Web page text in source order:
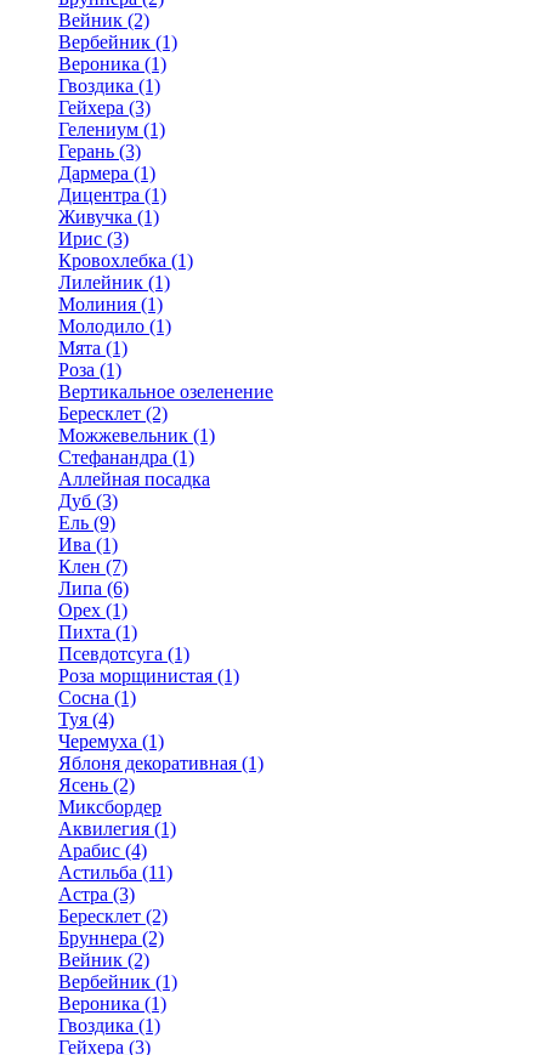
Вейник (2)
Вербейник (1)
Вероника (1)
Гвоздика (1)
Гейхера (3)
Гелениум (1)
Герань (3)
Дармера (1)
Дицентра (1)
Живучка (1)
Ирис (3)
Кровохлебка (1)
Лилейник (1)
Молиния (1)
Молодило (1)
Мята (1)
Роза (1)
Вертикальное озеленение
Бересклет (2)
Можжевельник (1)
Стефанандра (1)
Аллейная посадка
Дуб (3)
Ель (9)
Ива (1)
Клен (7)
Липа (6)
Орех (1)
Пихта (1)
Псевдотсуга (1)
Роза морщинистая (1)
Сосна (1)
Туя (4)
Черемуха (1)
Яблоня декоративная (1)
Ясень (2)
Миксбордер
Аквилегия (1)
Арабис (4)
Астильба (11)
Астра (3)
Бересклет (2)
Бруннера (2)
Вейник (2)
Вербейник (1)
Вероника (1)
Гвоздика (1)
Гейхера (3)